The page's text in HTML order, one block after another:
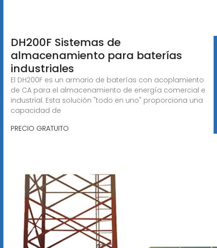
DH200F Sistemas de
almacenamiento para baterías
industriales
El DH200F es un armario de baterías con acoplamiento
de CA para el almacenamiento de energía comercial e
industrial. Esta solución "todo en uno" proporciona una
capacidad de
PRECIO GRATUITO